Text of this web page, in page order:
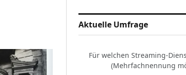
Aktuelle Umfrage
Für welchen Streaming-
(Mehrfachnennung